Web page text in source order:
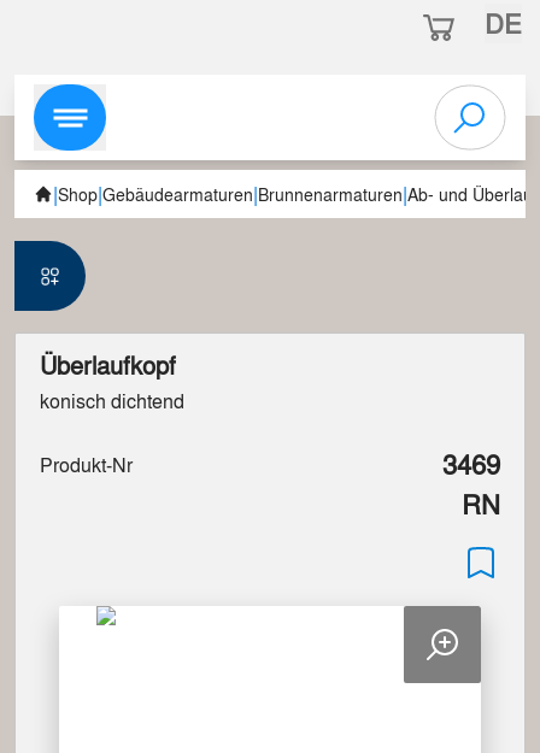
DE
|Shop|Gebäudearmaturen|Brunnenarmaturen|Ab- und
Überlaufkopf
konisch dichtend
Produkt-Nr
3469
RN